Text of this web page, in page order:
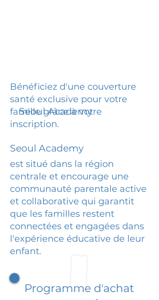
Bénéficiez d'une couverture
santé exclusive pour votre
famille grâce à votre
inscription.
Seoul Academy
Seoul Academy
est situé dans la région
centrale et encourage une
communauté parentale active
et collaborative qui garantit
que les familles restent
connectées et engagées dans
l'expérience éducative de leur
enfant.
Programme d'achat